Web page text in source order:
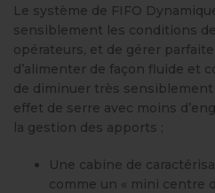
Le système de FIFO
sensiblement les conditions
opérateurs, et de gérer
d’alimenter de façon fluide et
de diminuer très sensiblement
effet de serre avec moins
la gestion des apports ;
Une cabine de
comme un « mini centre